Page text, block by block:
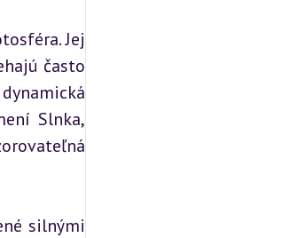
Jej
často
Slnka,
silnými